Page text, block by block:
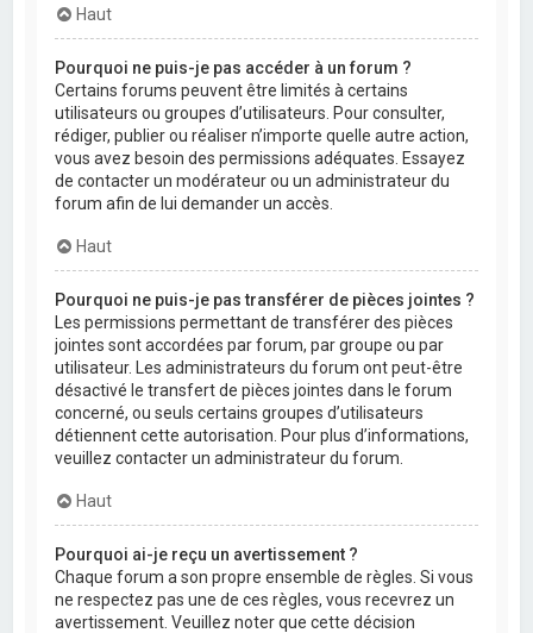
Haut
Pourquoi ne puis-je pas accéder à un forum ?
Certains forums peuvent être limités à certains
utilisateurs ou groupes d’utilisateurs. Pour consulter,
rédiger, publier ou réaliser n’importe quelle autre action,
vous avez besoin des permissions adéquates. Essayez
de contacter un modérateur ou un administrateur du
forum afin de lui demander un accès.
Haut
Pourquoi ne puis-je pas transférer de pièces jointes ?
Les permissions permettant de transférer des pièces
jointes sont accordées par forum, par groupe ou par
utilisateur. Les administrateurs du forum ont peut-être
désactivé le transfert de pièces jointes dans le forum
concerné, ou seuls certains groupes d’utilisateurs
détiennent cette autorisation. Pour plus d’informations,
veuillez contacter un administrateur du forum.
Haut
Pourquoi ai-je reçu un avertissement ?
Chaque forum a son propre ensemble de règles. Si vous
ne respectez pas une de ces règles, vous recevrez un
avertissement. Veuillez noter que cette décision